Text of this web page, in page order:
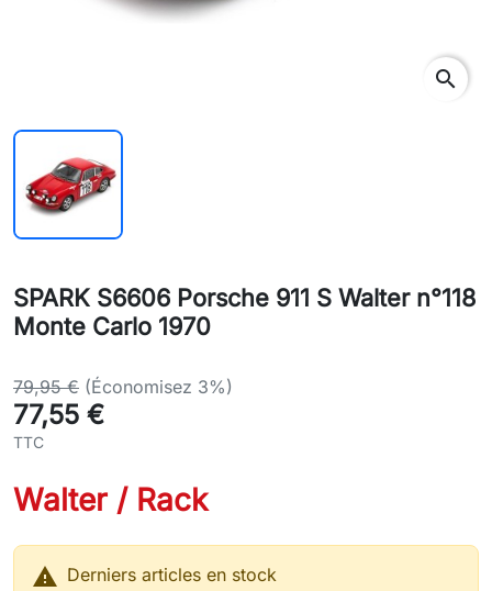
search
SPARK S6606 Porsche 911 S Walter n°118
Monte Carlo 1970
79,95 € (Économisez 3%)
77,55 €
TTC
Walter / Rack
 Derniers articles en stock